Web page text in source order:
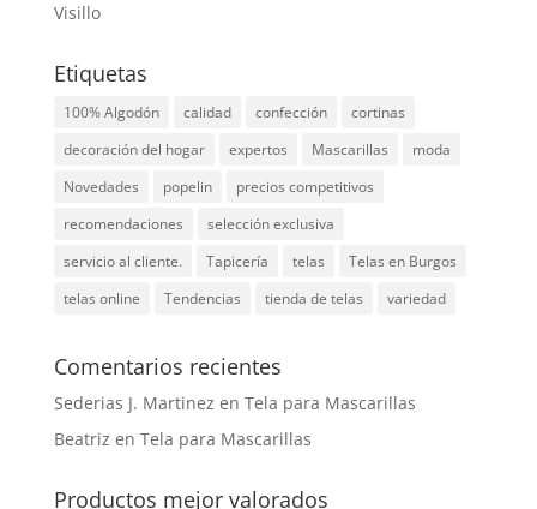
Visillo
Etiquetas
100% Algodón calidad confección
cortinas
decoración del hogar
expertos Mascarillas
moda
Novedades
popelin
precios competitivos
recomendaciones
selección exclusiva
servicio al cliente.
Tapicería telas
Telas en Burgos
telas online
Tendencias tienda de telas variedad
Comentarios recientes
Sederias J. Martinez en Tela para Mascarillas
Beatriz en Tela para Mascarillas
Productos mejor valorados